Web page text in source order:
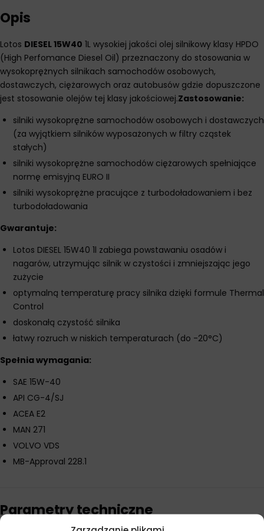
Opis
Lotos DIESEL 15W40 1L wysokiej jakości olej silnikowy klasy HPDO
(High Perfomance Diesel Oil) przeznaczony do stosowania w
wysokoprężnych silnikach samochodów osobowych,
dostawczych, ciężarowych oraz autobusów gdzie dopuszczone
jest stosowanie olejów tej klasy jakościowej.Zastosowanie:
silniki wysokoprężne samochodów osobowych i dostawczych
(za wyjątkiem silników wyposażonych w filtry cząstek
stałych)
silniki wysokoprężne samochodów ciężarowych spełniające
normę emisyjną EURO II
silniki wysokoprężne pracujące z turbodoładowaniem i bez
turbodoładowania
Gwarantuje:
Lotos DIESEL 15W40 1l zabiega powstawaniu osadów i
nagarów, utrzymując silnik w czystości i zmniejszając jego
zużycie
optymalną temperaturę pracy silnika dzięki formule Thermal
Control
doskonałą czystość silnika
łatwy rozruch w niskich temperaturach (do -20°C)
Spełnia wymagania:
SAE 15W-40
API CG-4/SJ
ACEA E2
MAN 271
VOLVO VDS
MB-Approval 228.1
Parametry techniczne